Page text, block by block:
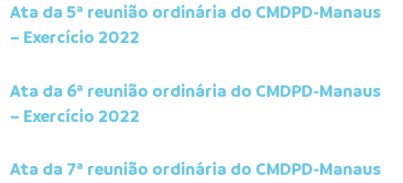
Ata da 5ª reunião ordinária do CMDPD-Manaus
– Exercício 2022
Ata da 6ª reunião ordinária do CMDPD-Manaus
– Exercício 2022
Ata da 7ª reunião ordinária do CMDPD-Manaus